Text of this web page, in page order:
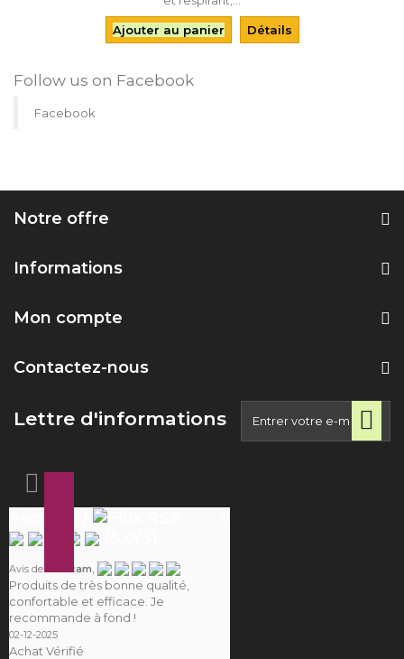
Ajouter au panier Détails
Follow us on Facebook
Facebook
Notre offre
Informations
Mon compte
Contactez-nous
Lettre d'informations
Avis de Camcam
Produits de très bonne qualité,
confortable et efficace. Je
recommande à fond !
02-12-2025
Achat Vérifié